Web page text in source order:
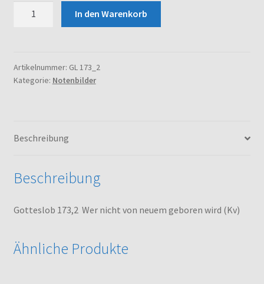
von
neuem
Menge
In den Warenkorb
Artikelnummer: GL 173_2
Kategorie: Notenbilder
Beschreibung
Beschreibung
Gotteslob 173,2 Wer nicht von neuem geboren wird (Kv)
Ähnliche Produkte